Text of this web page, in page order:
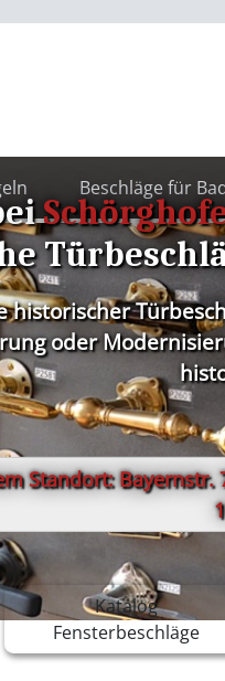
Beschläge für
historischer
oder
Standort:
Katalog
Fensterbeschläge